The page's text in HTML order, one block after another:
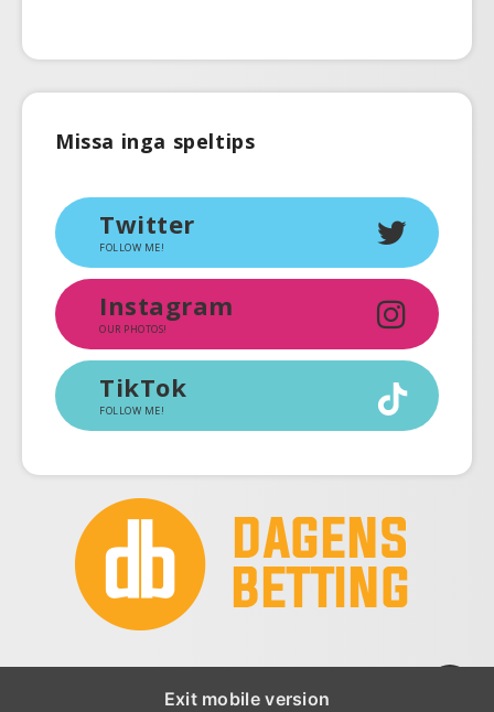
Missa inga speltips
Twitter
FOLLOW ME!
Instagram
OUR PHOTOS!
TikTok
FOLLOW ME!
Exit mobile version